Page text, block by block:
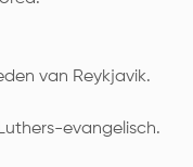
van Reykjavik.
evangelisch.